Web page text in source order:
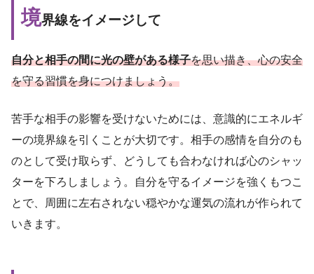
境界線をイメージして
自分と相手の間に光の壁がある様子を思い描き、心の安全
を守る習慣を身につけましょう。
苦手な相手の影響を受けないためには、意識的にエネルギ
ーの境界線を引くことが大切です。相手の感情を自分のも
のとして受け取らず、どうしても合わなければ心のシャッ
ターを下ろしましょう。自分を守るイメージを強くもつこ
とで、周囲に左右されない穏やかな運気の流れが作られて
いきます。